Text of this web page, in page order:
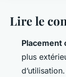
Lire le
Placement
plus
d’utilisation.